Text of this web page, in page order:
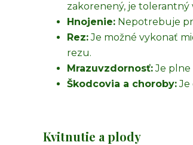
zakorenený, je tolerantný
Hnojenie: Nepotrebuje
Rez:Je možné vykonať
rezu.
Mrazuvzdornosť:Je plne
Škodcovia a choroby:Je
Kvitnutie a plody